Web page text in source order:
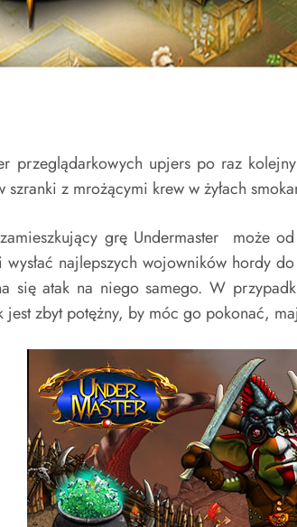
przeglądarkowych upjers po raz
z mrożącymi krew w żyłach
grę Undermaster może
najlepszych wojowników hordy
się atak na niego samego. W
zbyt potężny, by móc go pokonać,